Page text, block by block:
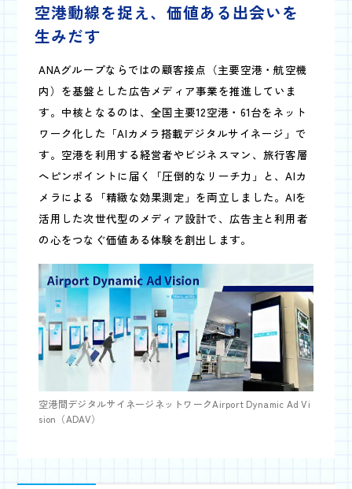
空港動線を捉え、価値ある出会いを
生みだす
ANAグループならではの顧客接点（主要空港・航空機
内）を基盤とした広告メディア事業を推進していま
す。中核となるのは、全国主要12空港・61台をネット
ワーク化した「AIカメラ搭載デジタルサイネージ」で
す。空港を利用する経営者やビジネスマン、旅行客層
へピンポイントに届く「圧倒的なリーチ力」と、AIカ
メラによる「精緻な効果測定」を両立しました。AIを
活用した次世代型のメディア設計で、広告主と利用者
の心をつなぐ価値ある体験を創出します。
空港間デジタルサイネージネットワークAirport Dynamic Ad Vi
sion（ADAV）